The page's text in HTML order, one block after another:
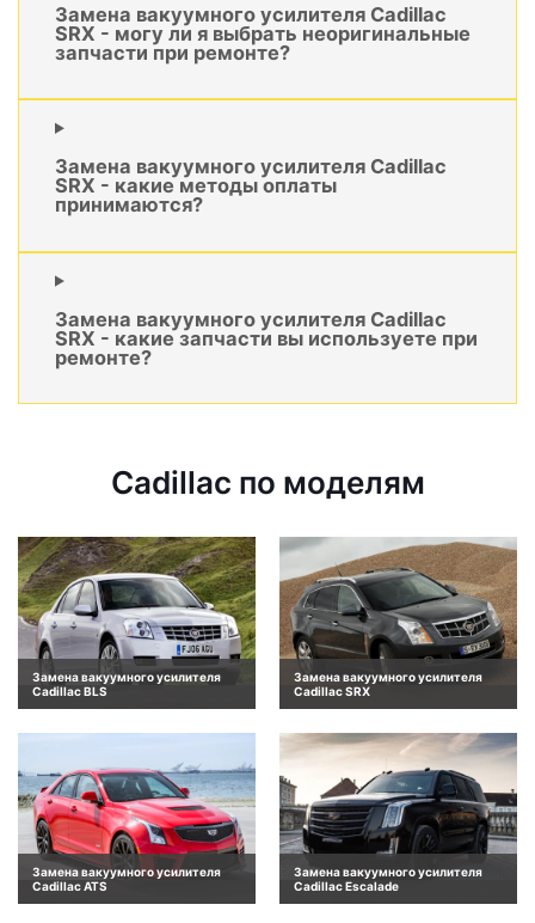
Замена вакуумного усилителя Cadillac
SRX - могу ли я выбрать неоригинальные
запчасти при ремонте?
Замена вакуумного усилителя Cadillac
SRX - какие методы оплаты
принимаются?
Замена вакуумного усилителя Cadillac
SRX - какие запчасти вы используете при
ремонте?
Cadillac по моделям
Замена вакуумного усилителя
Cadillac BLS
Замена вакуумного усилителя
Cadillac SRX
Замена вакуумного усилителя
Cadillac ATS
Замена вакуумного усилителя
Cadillac Escalade